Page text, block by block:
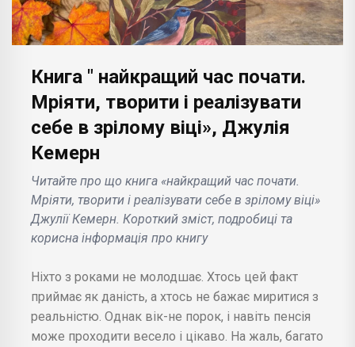
Книга " найкращий час почати.
Мріяти, творити і реалізувати
себе в зрілому віці», Джулія
Кемерн
Читайте про що книга «найкращий час почати.
Мріяти, творити і реалізувати себе в зрілому віці»
Джулії Кемерн. Короткий зміст, подробиці та
корисна інформація про книгу
Ніхто з роками не молодшає. Хтось цей факт
приймає як даність, а хтось не бажає миритися з
реальністю. Однак вік-не порок, і навіть пенсія
може проходити весело і цікаво. На жаль, багато